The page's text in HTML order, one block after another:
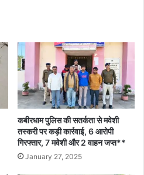
कबीरधाम पुलिस की सतर्कता से मवेशी
तस्करी पर कड़ी कार्रवाई, 6 आरोपी
गिरफ्तार, 7 मवेशी और 2 वाहन जप्त**
January 27, 2025